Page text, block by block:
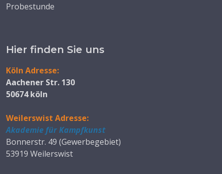
Probestunde
Hier finden Sie uns
Köln Adresse:
Aachener Str. 130
50674 köln
Weilerswist Adresse:
Akademie für Kampfkunst
Bonnerstr. 49 (Gewerbegebiet)
53919 Weilerswist